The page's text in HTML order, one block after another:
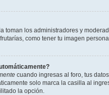
toman los administradores y
como tener tu imagen
cuando ingresas al foro, tus
solo marca la casilla al
la opción.